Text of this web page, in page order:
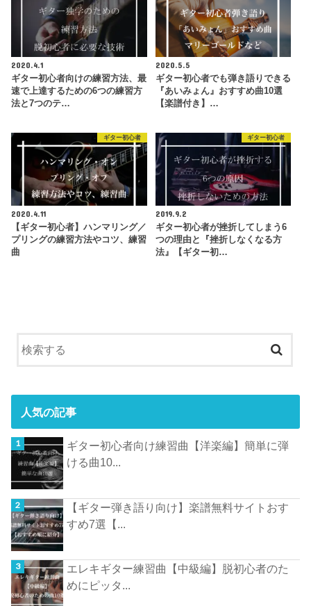
2020.4.1
ギター初心者向けの練習方法、最
速で上達するための6つの練習方
法と7つのテ…
2020.5.5
ギター初心者でも弾き語りできる
『あいみょん』おすすめ曲10選
【楽譜付き】…
ギター初心者
2020.4.11
【ギター初心者】ハンマリング／
プリングの練習方法やコツ、練習
曲
ギター初心者
2019.9.2
ギター初心者が挫折してしまう6
つの理由と『挫折しなくなる方
法』【ギター初…
人気の記事
ギター初心者向け練習曲【洋楽編】簡単に弾
ける曲10...
【ギター弾き語り向け】楽譜無料サイトおす
すめ7選【...
エレキギター練習曲【中級編】脱初心者のた
めにピッタ...